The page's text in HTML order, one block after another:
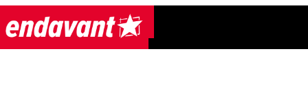
Skip to content